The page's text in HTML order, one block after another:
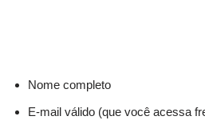
Nome completo
E-mail válido (que você acessa